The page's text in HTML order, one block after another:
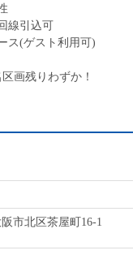
線引込可
ス(ゲスト利用可)
画残りわずか！
市北区茶屋町16-1